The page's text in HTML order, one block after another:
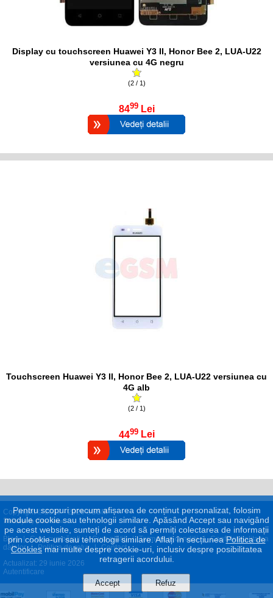
Display cu touchscreen Huawei Y3 II, Honor Bee 2, LUA-U22
versiunea cu 4G negru
(2 / 1)
8499 Lei
Touchscreen Huawei Y3 II, Honor Bee 2, LUA-U22 versiunea cu
4G alb
(2 / 1)
4499 Lei
Copyright © 2017 - 2026 eGSM
Blog | Cum cumpăraţi | Cum plătiţi | Termeni şi condiţii | Confidenţialitatea
datelor
| Politica de retur | Contact
Actualizat: 29 iunie 2026
Autentificare
Pentru scopuri precum afișarea de conținut personalizat, folosim
module cookie sau tehnologii similare. Apăsând Accept sau navigând
pe acest website, sunteți de acord să permiți colectarea de informații
prin cookie-uri sau tehnologii similare. Aflați în secțiuneaPolitica de
Cookiesmai multe despre cookie-uri, inclusiv despre posibilitatea
retragerii acordului.